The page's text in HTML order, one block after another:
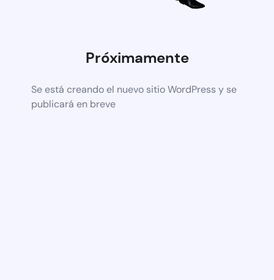
Próximamente
Se está creando el nuevo sitio WordPress y se
publicará en breve